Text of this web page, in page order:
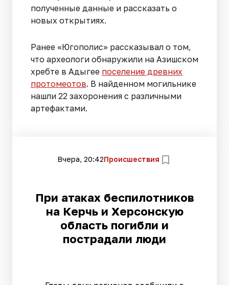
полученные данные и рассказать о
новых открытиях.
Ранее «Югополис» рассказывал о том,
что археологи обнаружили на Азишском
хребте в Адыгее поселение древних
протомеотов. В найденном могильнике
нашли 22 захоронения с различными
артефактами.
Вчера, 20:42Происшествия
При атаках беспилотников
на Керчь и Херсонскую
область погибли и
пострадали люди